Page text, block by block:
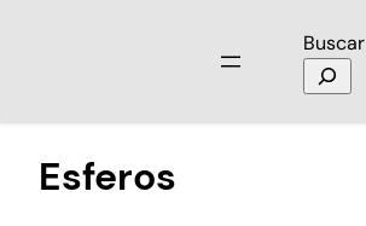
Buscar
Esferos